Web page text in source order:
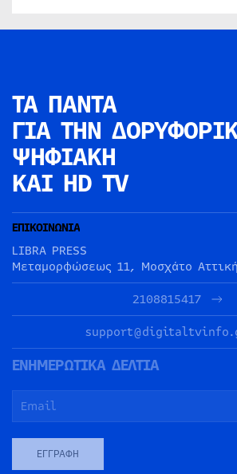
ΤΑ ΠΑΝΤΑ
ΓΙΑ ΤΗΝ
ΨΗΦΙΑΚΗ
ΚΑΙ HD TV
ΕΠΙΚΟΙΝΩΝΙΑ
LIBRA PRESS
Μεταμορφώσεως 11, Μοσχάτο
2108815417
ΕΝΗΜΕΡΩΤΙΚΑ ΔΕΛΤΙΑ
ΕΓΓΡΑΦΉ